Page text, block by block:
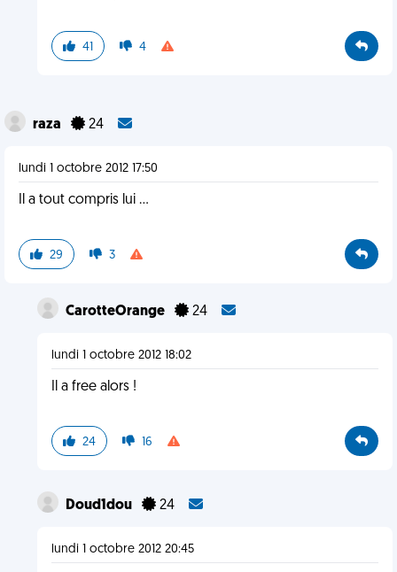
41 4
raza 24
lundi 1 octobre 2012 17:50
Il a tout compris lui ...
29 3
CarotteOrange 24
lundi 1 octobre 2012 18:02
Il a free alors !
24 16
Doud1dou 24
lundi 1 octobre 2012 20:45